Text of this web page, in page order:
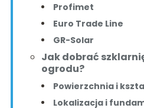
Profimet
Euro Trade Line
GR-Solar
Jak dobrać
ogrodu?
Powierzchnia i
Lokalizacja i